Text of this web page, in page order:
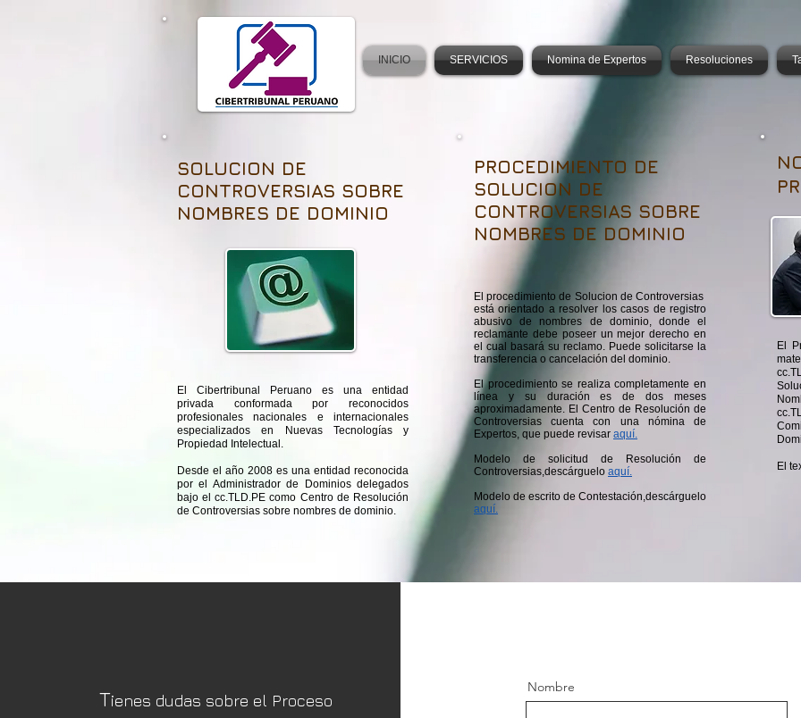
INICIO SERVICIOS Nomina de Expertos Resoluciones
SOLUCION DE
CONTROVERSIAS SOBRE
NOMBRES DE DOMINIO
El Cibertribunal Peruano es una entidad
privada conformada por reconocidos
profesionales nacionales e internacionales
especializados en Nuevas Tecnologías y
Propiedad Intelectual.
Desde el año 2008 es una entidad reconocida
por el Administrador de Dominios delegados
bajo el cc.TLD.PE como Centro de Resolución
de Controversias sobre nombres de dominio.
PROCEDIMIENTO DE
SOLUCION DE
CONTROVERSIAS SOBRE
NOMBRES DE DOMINIO
El procedimiento de Solucion de Controversias
está orientado a resolver los casos de registro
abusivo de nombres de dominio, donde el
reclamante debe poseer un mejor derecho en
el cual basará su reclamo. Puede solicitarse la
transferencia o cancelación del dominio.
El procedimiento se realiza completamente en
línea y su duración es de dos meses
aproximadamente. El Centro de Resolución de
Controversias cuenta con una nómina de
Expertos, que puede revisar aquí.
Modelo de solicitud de Resolución de
Controversias,descárguelo aquí.
Modelo de escrito de Contestación,descárguelo
aquí.
El
El
Tienes dudas sobre el Proceso
Nombre